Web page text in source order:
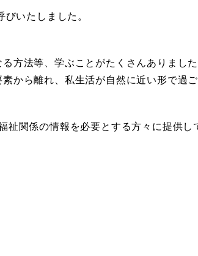
いたしました。
方法等、学ぶことがたくさんありました
から離れ、私生活が自然に近い形で過
関係の情報を必要とする方々に提供し